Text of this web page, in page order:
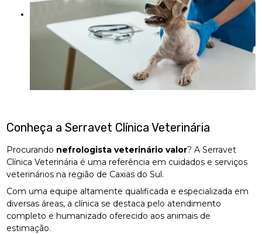
Conheça a Serravet Clínica Veterinária
Procurando nefrologista veterinário valor? A Serravet
Clínica Veterinária é uma referência em cuidados e serviços
veterinários na região de Caxias do Sul.
Com uma equipe altamente qualificada e especializada em
diversas áreas, a clínica se destaca pelo atendimento
completo e humanizado oferecido aos animais de
estimação.